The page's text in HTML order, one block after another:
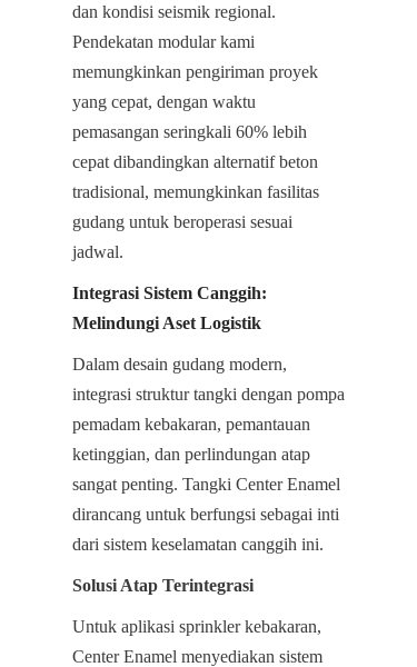
dan kondisi seismik regional.
Pendekatan modular kami
memungkinkan pengiriman proyek
yang cepat, dengan waktu
pemasangan seringkali 60% lebih
cepat dibandingkan alternatif beton
tradisional, memungkinkan fasilitas
gudang untuk beroperasi sesuai
jadwal.
Integrasi Sistem Canggih:
Melindungi Aset Logistik
Dalam desain gudang modern,
integrasi struktur tangki dengan pompa
pemadam kebakaran, pemantauan
ketinggian, dan perlindungan atap
sangat penting. Tangki Center Enamel
dirancang untuk berfungsi sebagai inti
dari sistem keselamatan canggih ini.
Solusi Atap Terintegrasi
Untuk aplikasi sprinkler kebakaran,
Center Enamel menyediakan sistem